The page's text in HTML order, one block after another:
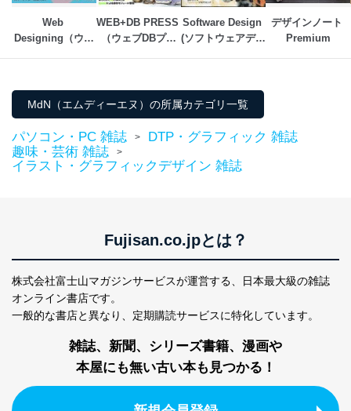
Web
Designing（ウェ
WEB+DB PRESS
（ウェブDBプレ
Software Design
(ソフトウェアデザ
デザインノート
Premium
MdN（エムディーエヌ）の所属カテゴリ一覧
パソコン・PC 雑誌 >
DTP・グラフィック 雑誌
趣味・芸術 雑誌
>
イラスト・グラフィックデザイン 雑誌
Fujisan.co.jpとは？
株式会社富士山マガジンサービスが運営する、
日本最大級の雑誌
オンライン書店です。
一般的な書店と異なり、 定期購読サービスに特化しています。
雑誌、新聞、シリーズ書籍、漫画や
本屋にも無い古い本も見つかる！